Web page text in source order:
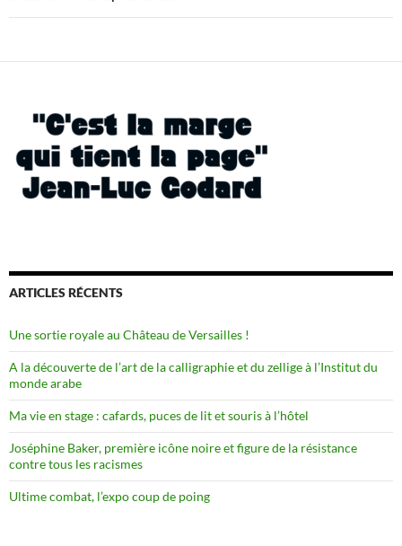
ARTICLES RÉCENTS
Une sortie royale au Château de Versailles !
A la découverte de l’art de la calligraphie et du zellige à l’Institut du
monde arabe
Ma vie en stage : cafards, puces de lit et souris à l’hôtel
Joséphine Baker, première icône noire et figure de la résistance
contre tous les racismes
Ultime combat, l’expo coup de poing